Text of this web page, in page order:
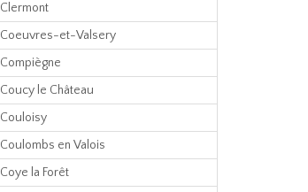
Clermont
Coeuvres-et-Valsery
Compiègne
Coucy le Château
Couloisy
Coulombs en Valois
Coye la Forêt